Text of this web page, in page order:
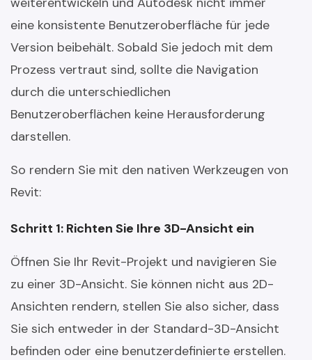
eine konsistente Benutzeroberfläche für jede
Version beibehält. Sobald Sie jedoch mit dem
Prozess vertraut sind, sollte die Navigation
durch die unterschiedlichen
Benutzeroberflächen keine Herausforderung
darstellen.
So rendern Sie mit den nativen Werkzeugen von
Revit:
Schritt 1: Richten Sie Ihre 3D-Ansicht ein
Öffnen Sie Ihr Revit-Projekt und navigieren Sie
zu einer 3D-Ansicht. Sie können nicht aus 2D-
Ansichten rendern, stellen Sie also sicher, dass
Sie sich entweder in der Standard-3D-Ansicht
befinden oder eine benutzerdefinierte erstellen.